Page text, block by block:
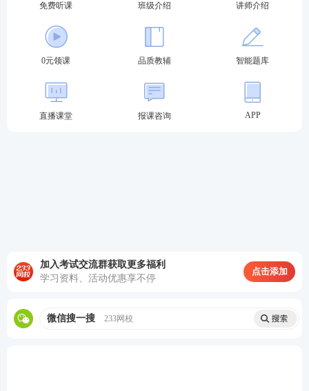
《国家统一法律职业资格考试实施办法》实施前已取
得学籍（考籍）或者已取得相应学历的高等学校法学
类专业本科及以上学历毕业生并具有法律
专业知识
的，可以报名参加国家统一法律职业资格考试。
点击购买，取证不等待
第一轮复习：【
理解专业概
免费听课 班级介绍 讲师介绍
0元领课 品质教辅 智能题库
直播课堂 报课咨询 APP
加入考试交流群获取更多福利
学习资料、活动优惠享不停
点击添加
微信搜一搜 233网校